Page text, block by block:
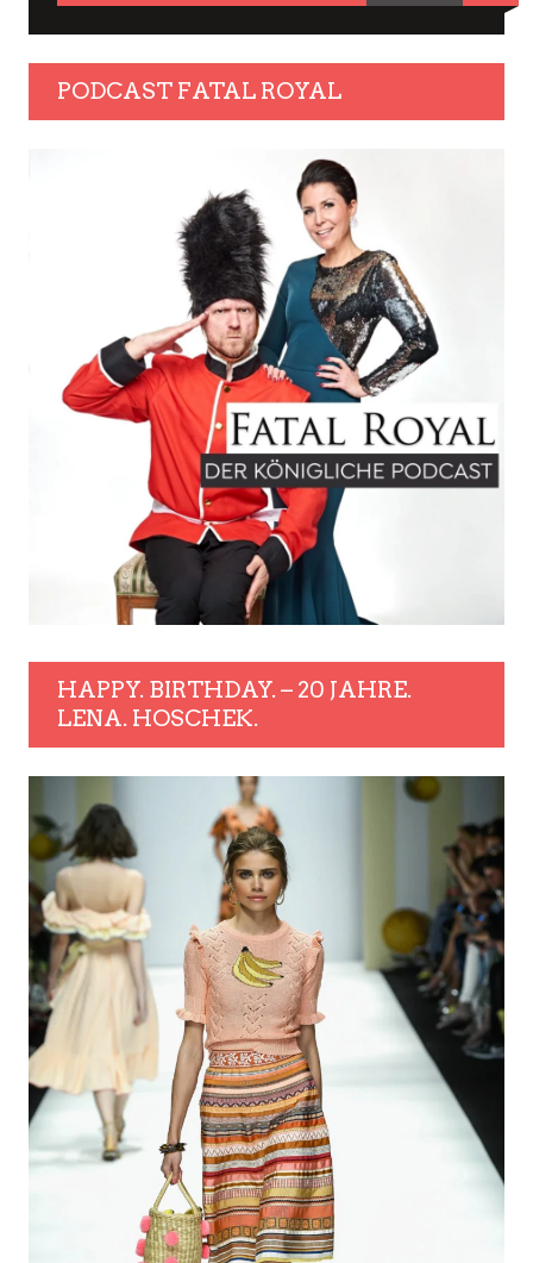
PODCAST FATAL ROYAL
HAPPY. BIRTHDAY. – 20 JAHRE.
LENA. HOSCHEK.